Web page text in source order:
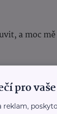
a moc mě
hodinky.
pro
reklam,